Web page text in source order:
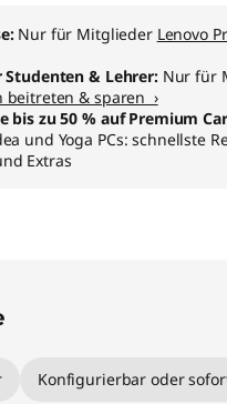
Nur für Mitglieder Lenovo
Studenten & Lehrer: Nur für
beitreten & sparen ›
bis zu 50 % auf Premium
und Yoga PCs: schnellste
Extras
Konfigurierbar oder